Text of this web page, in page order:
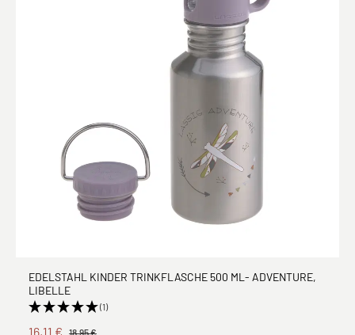
EDELSTAHL KINDER TRINKFLASCHE 500 ML- ADVENTURE,
LIBELLE
(1)
16,11 € 18,95 €